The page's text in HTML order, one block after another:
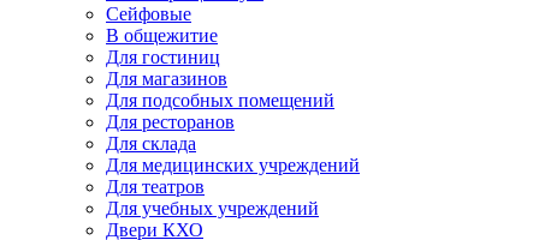
Сейфовые
В общежитие
Для гостиниц
Для магазинов
Для подсобных помещений
Для ресторанов
Для склада
Для медицинских учреждений
Для театров
Для учебных учреждений
Двери КХО